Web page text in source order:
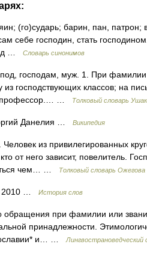
(го)сударь; барин, пан, патрон;
себе господин, стать
…
Словарь синонимов
господам, муж. 1. При фамилии
господствующих классов; на
профессор.… …
Толковый словарь
Данелия … Википедия
из привилегированных
от него зависит, повелитель.
чем… …
Толковый словарь Ожегова
2010 … История слов
при фамилии или
принадлежности.
и… …
Лингвострановедческий